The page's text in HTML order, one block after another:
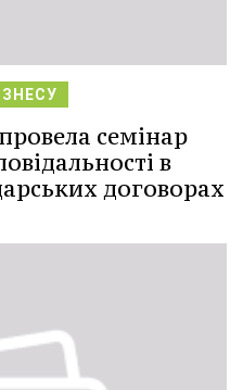
семінар
в
договорах